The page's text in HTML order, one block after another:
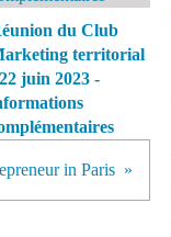
du Club
territorial
juin 2023 -
in Paris